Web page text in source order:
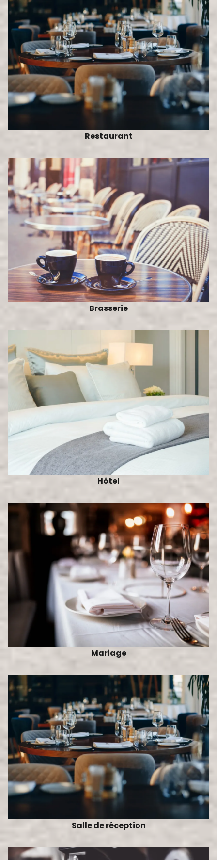
Restaurant
Brasserie
Hôtel
Mariage
Salle de réception